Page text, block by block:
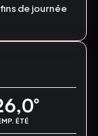
de journée
°
ÉTÉ